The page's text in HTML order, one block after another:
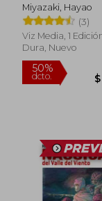
Miyazaki, Hayao
(3)
Viz Media, 1
Dura, Nuevo